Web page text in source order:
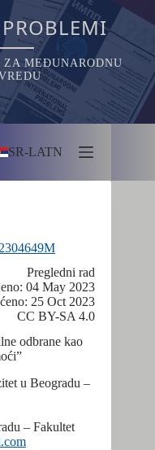
MEĐUNARODNU
SR-LATN
Pregledni rad
04 May 2023
25 Oct 2023
CC BY-SA 4.0
odbrane kao
u Beogradu –
– Fakultet